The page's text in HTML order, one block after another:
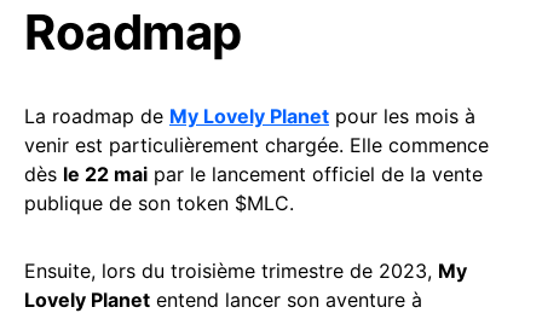
Roadmap
La roadmap de My Lovely Planet pour les mois à
venir est particulièrement chargée. Elle commence
dès le 22 mai par le lancement officiel de la vente
publique de son token $MLC.
Ensuite, lors du troisième trimestre de 2023, My
Lovely Planet entend lancer son aventure à